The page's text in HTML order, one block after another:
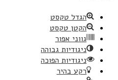
הגדל טקסט
הקטן טקסט
גווני אפור
ניגודיות גבוהה
ניגודיות הפוכה
רקע בהיר